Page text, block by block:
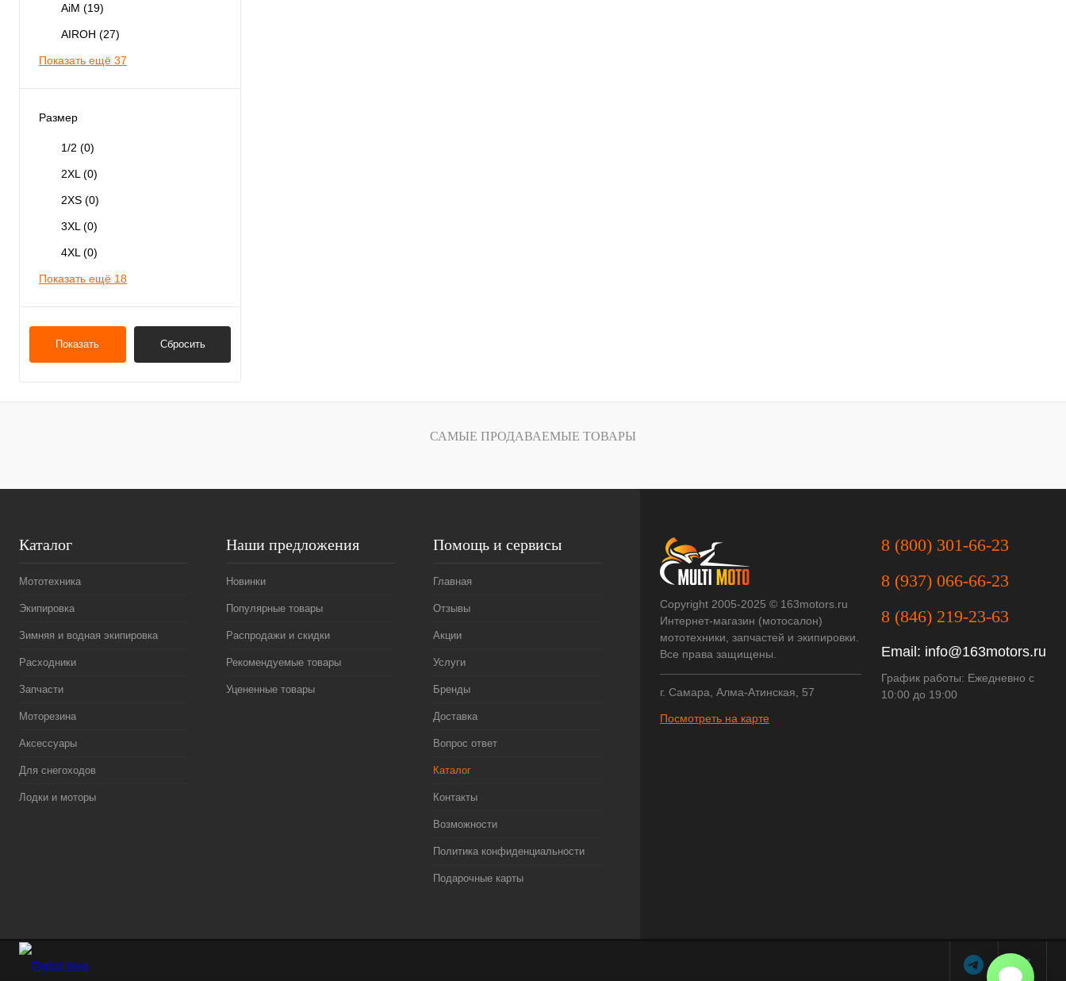
AiM (19)
AIROH (27)
Показать ещё 37
Размер
1/2 (0)
2XL (0)
2XS (0)
3XL (0)
4XL (0)
Показать ещё 18
Показать Сбросить
САМЫЕ ПРОДАВАЕМЫЕ ТОВАРЫ
Каталог
Мототехника
Экипировка
Зимняя и водная экипировка
Расходники
Запчасти
Моторезина
Аксессуары
Для снегоходов
Лодки и моторы
Наши предложения
Новинки
Популярные товары
Распродажи и скидки
Рекомендуемые товары
Уцененные товары
Помощь и сервисы
Главная
Отзывы
Акции
Услуги
Бренды
Доставка
Вопрос ответ
Каталог
Контакты
Возможности
Политика конфиденциальности
Подарочные карты
Copyright 2005-2025 © 163motors.ru
Интернет-магазин (мотосалон)
мототехники, запчастей и экипировки.
Все права защищены.
г. Самара, Алма-Атинская, 57
Посмотреть на карте
8 (800) 301-66-23
8 (937) 066-66-23
8 (846) 219-23-63
Email: info@163motors.ru
График работы: Ежедневно с
10:00 до 19:00